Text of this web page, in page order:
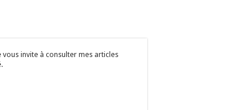
vous invite à consulter mes articles